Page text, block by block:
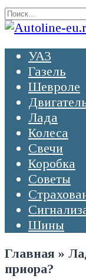
Перейти
к
Search
for:
УАЗ
Газель
Шевроле
Лада
Колеса
Свечи
Коробка
Советы
Шины
Главная »
приора?